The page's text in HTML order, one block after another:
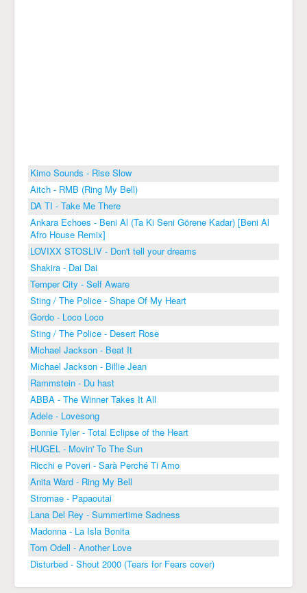
Kimo Sounds - Rise Slow
Aitch - RMB (Ring My Bell)
DA TI - Take Me There
Ankara Echoes - Beni Al (Ta Ki Seni Görene Kadar) [Beni Al
Afro House Remix]
LOVIXX STOSLIV - Don't tell your dreams
Shakira - Dai Dai
Temper City - Self Aware
Sting / The Police - Shape Of My Heart
Gordo - Loco Loco
Sting / The Police - Desert Rose
Michael Jackson - Beat It
Michael Jackson - Billie Jean
Rammstein - Du hast
ABBA - The Winner Takes It All
Adele - Lovesong
Bonnie Tyler - Total Eclipse of the Heart
HUGEL - Movin' To The Sun
Ricchi e Poveri - Sarà Perché Ti Amo
Anita Ward - Ring My Bell
Stromae - Papaoutai
Lana Del Rey - Summertime Sadness
Madonna - La Isla Bonita
Tom Odell - Another Love
Disturbed - Shout 2000 (Tears for Fears cover)